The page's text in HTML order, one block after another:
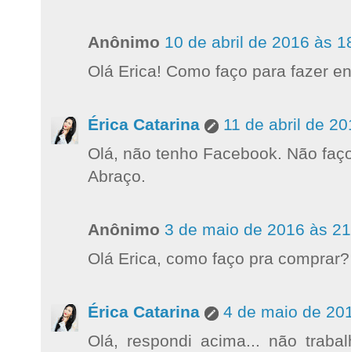
Anônimo 10 de abril de 2016 às
Olá Erica! Como faço para fazer
Érica Catarina
11 de abril de
Olá, não tenho Facebook. Não
Abraço.
Anônimo 3 de maio de 2016 às
Olá Erica, como faço pra comprar?
Érica Catarina
4 de maio de
Olá, respondi acima... não